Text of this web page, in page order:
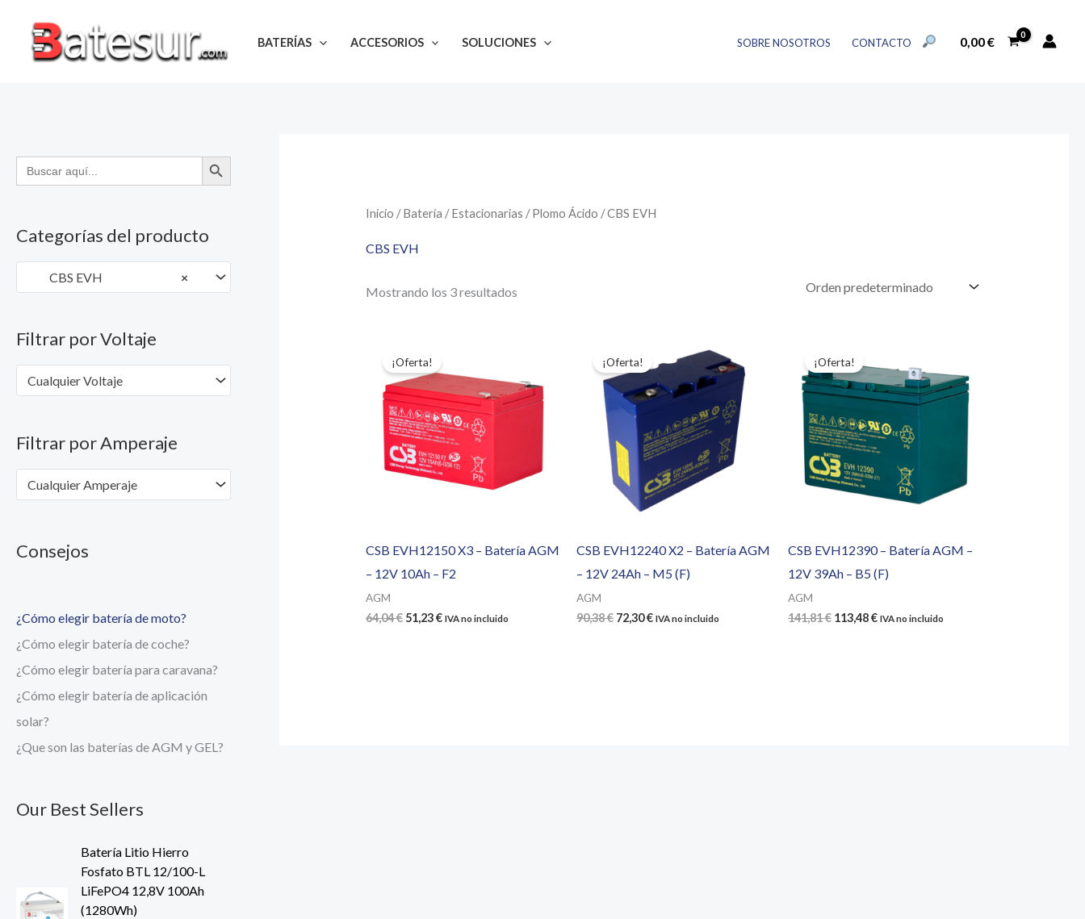
contenido
BATERÍAS ACCESORIOS SOLUCIONES SOBRE NOSOTROS CONTACTO BUSCAR:
0,00€
Buscar: BOTÓN DE BÚSQUEDA
Categorías del producto
×
CBS EVH
Filtrar por Voltaje
Cualquier Voltaje
Filtrar por Amperaje
Cualquier Amperaje
Consejos
¿Cómo elegir batería de moto?
¿Cómo elegir batería de coche?
¿Cómo elegir batería para caravana?
¿Cómo elegir batería de aplicación
solar?
¿Que son las baterías de AGM y GEL?
Our Best Sellers
Batería Litio Hierro
Fosfato BTL 12/100-L
LiFePO4 12,8V 100Ah
(1280Wh)
Inicio /Batería /Estacionarias /Plomo Ácido / CBS EVH
CBS EVH
Mostrando los 3 resultados
¡Oferta!
CSB EVH12150 X3 – Batería AGM
– 12V 10Ah – F2
AGM
64,04€ El
51,23€ElIVA no incluido
¡Oferta!
CSB EVH12240 X2 – Batería AGM
– 12V 24Ah – M5 (F)
AGM
90,38€ El
72,30€ElIVA no incluido
¡Oferta!
CSB EVH12390 – Batería AGM –
12V 39Ah – B5 (F)
AGM
141,81€ El
113,48€ElIVA no incluido